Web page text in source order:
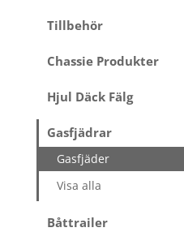
Tillbehör
Chassie Produkter
Hjul Däck Fälg
Gasfjädrar
Gasfjäder
Visa alla
Båttrailer